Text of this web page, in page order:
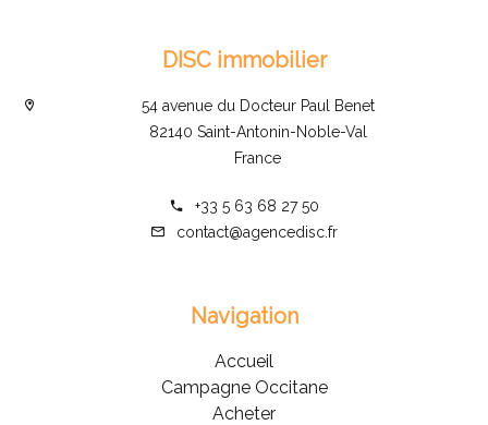
DISC immobilier
54 avenue du Docteur Paul Benet
82140 Saint-Antonin-Noble-Val
France
+33 5 63 68 27 50
contact@agencedisc.fr
Navigation
Accueil
Campagne Occitane
Acheter